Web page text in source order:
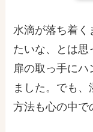
水滴が落ち着く
たいな、とは思
扉の取っ手にハ
ました 。でも、
方法も心の中で